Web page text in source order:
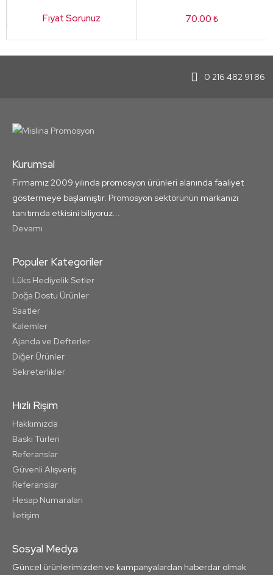
Fiyat Sorunuz 70.00 ₺
0 216 482 91 86
Kurumsal
Firmamız 2009 yılında promosyon ürünleri alanında faaliyet
göstermeye başlamıştır. Promosyon sektörünün markanızı
tanıtımda etkisini biliyoruz...
Devamı
Populer Kategoriler
Lüks Hediyelik Setler
Doğa Dostu Ürünler
Saatler
Kalemler
Ajanda ve Defterler
Diğer Ürünler
Sekreterlikler
Hızlı Rişim
Hakkımızda
Baskı Türleri
Referanslar
Güvenli Alışveriş
Referanslar
Hesap Numaraları
İletişim
Sosyal Medya
Güncel ürünlerimizden ve kampanyalardan haberdar olmak